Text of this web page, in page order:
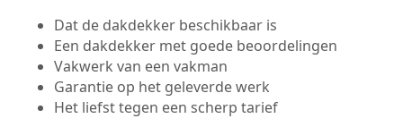
Dat de dakdekker beschikbaar is
Een dakdekker met goede beoordelingen
Vakwerk van een vakman
Garantie op het geleverde werk
Het liefst tegen een scherp tarief